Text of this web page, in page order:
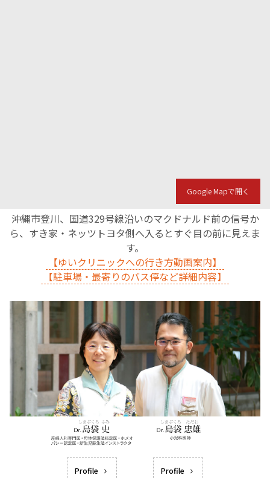
Google Mapで開く
沖縄市登川、国道329号線沿いのマクドナルド前の信号か
ら、すき家・ネッツトヨタ側へ入るとすぐ目の前に見えま
す。
【ゆいクリニックへの行き方動画案内】
【駐車場・最寄りのバス停など詳細内容】
Profile Profile